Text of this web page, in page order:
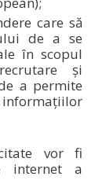
care să
de a se
în scopul
și
a permite
vor fi
internet a